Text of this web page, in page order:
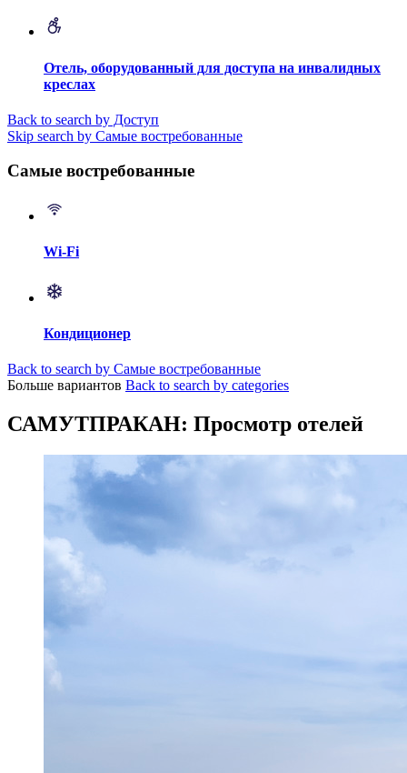
Отель, оборудованный для доступа на инвалидных
креслах
Back to search by Доступ
Skip search by Самые востребованные
Самые востребованные
Wi-Fi
Кондиционер
Back to search by Самые востребованные
Больше вариантов Back to search by categories
САМУТПРАКАН: Просмотр отелей